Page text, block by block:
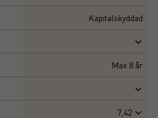
Kapitalskyddad
Max 8 år
7,42